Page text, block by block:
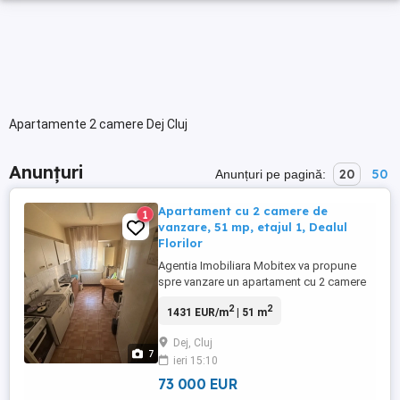
Apartamente 2 camere Dej Cluj
Anunțuri Anunțuri pe pagină: 20 50
7
1
Apartament cu 2 camere de
vanzare, 51 mp, etajul 1, Dealul
Florilor
Agentia Imobiliara Mobitex va propune
spre vanzare un apartament cu 2 camere
Florilor. Apartamentul cu suprafata utila de
compartimentat astfel: - 2 camere - 1
bucatarie - 1 baie - 1 hol - 1 debara - 1
camara de alimente - 1 balcon Confortul ...
1431 EUR/m2| 51 m2
Dej, Cluj
ieri 15:10
73 000 EUR